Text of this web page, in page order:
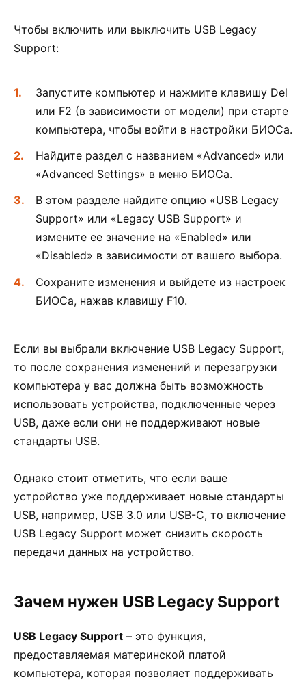
Чтобы включить или выключить USB Legacy
Support:
Запустите компьютер и нажмите клавишу Del
или F2 (в зависимости от модели) при старте
компьютера, чтобы войти в настройки БИОСа.
Найдите раздел с названием «Advanced» или
«Advanced Settings» в меню БИОСа.
В этом разделе найдите опцию «USB Legacy
Support» или «Legacy USB Support» и
измените ее значение на «Enabled» или
«Disabled» в зависимости от вашего выбора.
Сохраните изменения и выйдете из настроек
БИОСа, нажав клавишу F10.
Если вы выбрали включение USB Legacy Support,
то после сохранения изменений и перезагрузки
компьютера у вас должна быть возможность
использовать устройства, подключенные через
USB, даже если они не поддерживают новые
стандарты USB.
Однако стоит отметить, что если ваше
устройство уже поддерживает новые стандарты
USB, например, USB 3.0 или USB-C, то включение
USB Legacy Support может снизить скорость
передачи данных на устройство.
Зачем нужен USB Legacy Support
USB Legacy Support – это функция,
предоставляемая материнской платой
компьютера, которая позволяет поддерживать